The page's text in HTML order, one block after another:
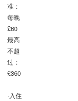
准：
每晚
£60
最高
不超
过：
£360
·入住